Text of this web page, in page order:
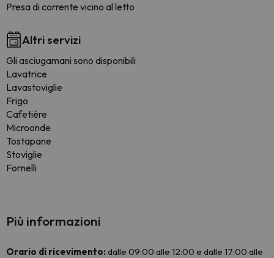
Presa di corrente vicino al letto
Altri servizi
Gli asciugamani sono disponibili
Lavatrice
Lavastoviglie
Frigo
Cafetière
Microonde
Tostapane
Stoviglie
Fornelli
Più informazioni
Orario di ricevimento:dalle 09:00 alle 12:00 e dalle 17:00 alle